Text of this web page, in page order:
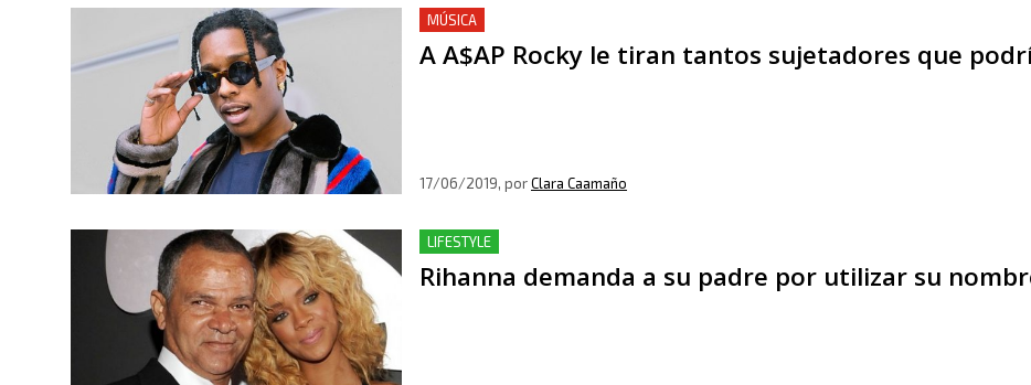
MÚSICA
A A$AP Rocky le tiran tantos sujetadores que
17/06/2019, porClara Caamaño
LIFESTYLE
Rihanna demanda a su padre por utilizar su